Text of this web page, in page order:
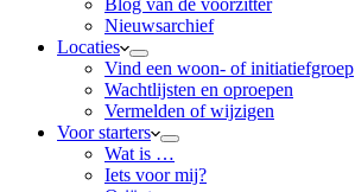
Blog van de voorzitter
Nieuwsarchief
Locaties
Vind een woon- of initiatiefgroep
Wachtlijsten en oproepen
Vermelden of wijzigen
Voor starters
Wat is …
Iets voor mij?